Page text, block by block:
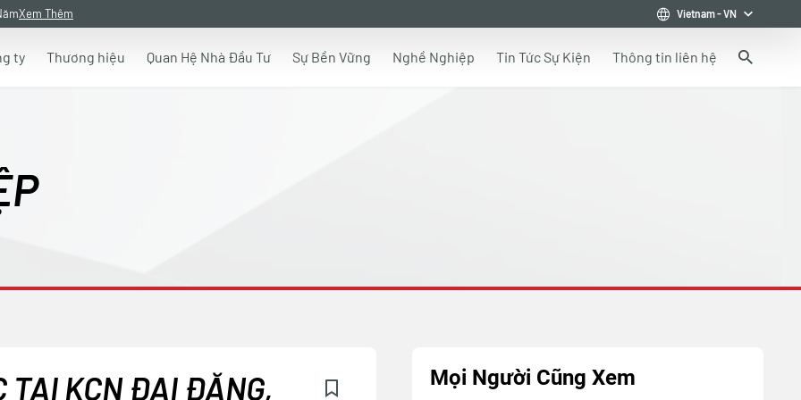
Xem Thêm Vietnam-VN
ty Thương hiệu Quan Hệ Nhà Đầu Tư Sự Bền Vững Nghề Nghiệp Tin Tức Sự Kiện Thông tin liên hệ
TẠI KCN ĐẠI ĐĂNG,
Mọi Người Cũng Xem